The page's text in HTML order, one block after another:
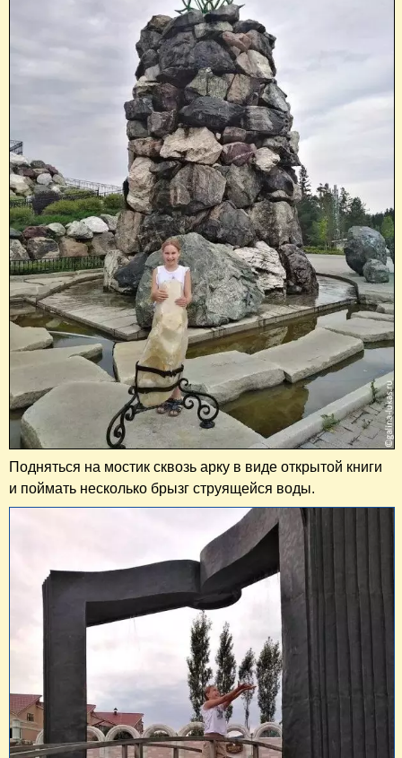
Подняться на мостик сквозь арку в виде открытой книги
и поймать несколько брызг струящейся воды.